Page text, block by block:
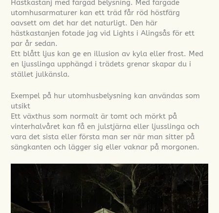
Hästkastanj med färgad belysning. Med färgade
utomhusarmaturer kan ett träd får röd höstfärg
oavsett om det har det naturligt. Den här
hästkastanjen fotade jag vid Lights i Alingsås för ett
par år sedan.
Ett blått ljus kan ge en illusion av kyla eller frost. Med
en ljusslinga upphängd i trädets grenar skapar du i
stället julkänsla.
Exempel på hur utomhusbelysning kan användas som
utsikt
Ett växthus som normalt är tomt och mörkt på
vinterhalvåret kan få en julstjärna eller ljusslinga och
vara det sista eller första man ser när man sitter på
sängkanten och lägger sig eller vaknar på morgonen.